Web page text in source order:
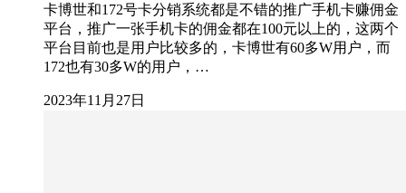
卡博世和172号卡分销系统都是不错的推广手机卡赚佣金
平台，推广一张手机卡的佣金都在100元以上的，这两个
平台目前也是用户比较多的，卡博世有60多W用户，而
172也有30多W的用户，…
2023年11月27日